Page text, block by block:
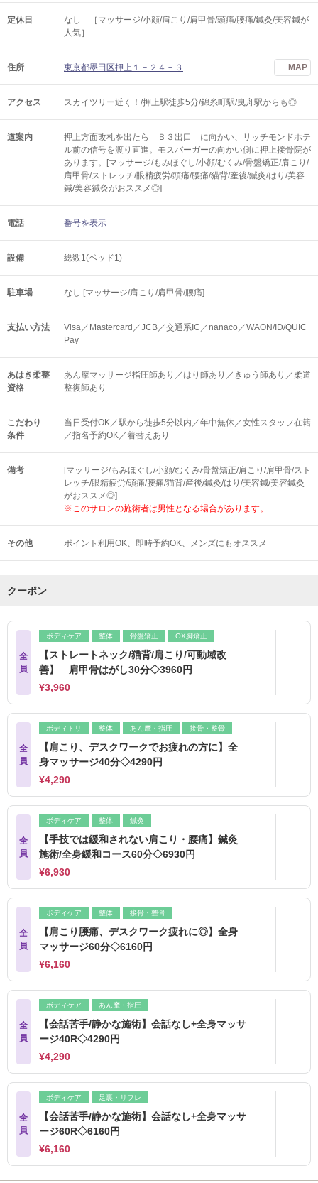
定休日
なし ［マッサージ/小顔/肩こり/肩甲骨/頭痛/腰痛/鍼灸/美容鍼が
人気］
住所 東京都墨田区押上１－２４－３ MAP
アクセス スカイツリー近く！/押上駅徒歩5分/錦糸町駅/曳舟駅からも◎
道案内
押上方面改札を出たら Ｂ３出口 に向かい、リッチモンドホテ
ル前の信号を渡り直進。モスバーガーの向かい側に押上接骨院が
あります。[マッサージ/もみほぐし/小顔/むくみ/骨盤矯正/肩こり/
肩甲骨/ストレッチ/眼精疲労/頭痛/腰痛/猫背/産後/鍼灸/はり/美容
鍼/美容鍼灸がおススメ◎]
電話 番号を表示
設備 総数1(ベッド1)
駐車場 なし [マッサージ/肩こり/肩甲骨/腰痛]
支払い方法
Visa／Mastercard／JCB／交通系IC／nanaco／WAON/ID/QUIC
Pay
あはき柔整
資格
あん摩マッサージ指圧師あり／はり師あり／きゅう師あり／柔道
整復師あり
こだわり
条件
当日受付OK／駅から徒歩5分以内／年中無休／女性スタッフ在籍
／指名予約OK／着替えあり
備考
[マッサージ/もみほぐし/小顔/むくみ/骨盤矯正/肩こり/肩甲骨/スト
レッチ/眼精疲労/頭痛/腰痛/猫背/産後/鍼灸/はり/美容鍼/美容鍼灸
がおススメ◎]
※このサロンの施術者は男性となる場合があります。
その他 ポイント利用OK 即時予約OK メンズにもオススメ
クーポン
全
員
ボディケア 整体 骨盤矯正 OX脚矯正
【ストレートネック/猫背/肩こり/可動域改
善】 肩甲骨はがし30分◇3960円
¥3,960
全
員
ボディトリ 整体 あん摩・指圧 接骨・整骨
【肩こり、デスクワークでお疲れの方に】全
身マッサージ40分◇4290円
¥4,290
全
員
ボディケア 整体 鍼灸
【手技では緩和されない肩こり・腰痛】鍼灸
施術/全身緩和コース60分◇6930円
¥6,930
全
員
ボディケア 整体 接骨・整骨
【肩こり腰痛、デスクワーク疲れに◎】全身
マッサージ60分◇6160円
¥6,160
全
員
ボディケア あん摩・指圧
【会話苦手/静かな施術】会話なし+全身マッサ
ージ40R◇4290円
¥4,290
全
員
ボディケア 足裏・リフレ
【会話苦手/静かな施術】会話なし+全身マッサ
ージ60R◇6160円
¥6,160